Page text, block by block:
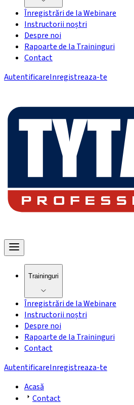
Înregistrări de la Webinare
Instructorii noștri
Despre noi
Rapoarte de la Traininguri
Contact
AutentificareInregistreaza-te
Traininguri
Înregistrări de la Webinare
Instructorii noștri
Despre noi
Rapoarte de la Traininguri
Contact
AutentificareInregistreaza-te
Acasă
Contact